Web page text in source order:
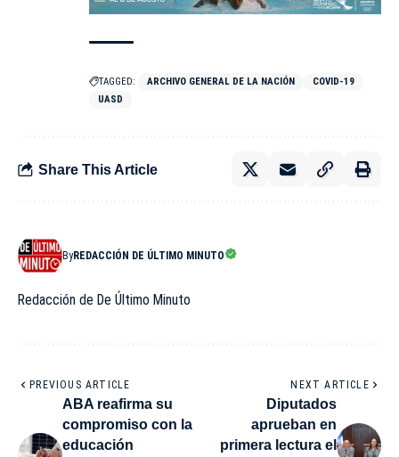
TAGGED: ARCHIVO GENERAL DE LA NACIÓN
COVID-19
UASD
Share This Article
ByREDACCIÓN DE ÚLTIMO MINUTO
Redacción de De Último Minuto
PREVIOUS ARTICLE
ABA reafirma su
compromiso con la
educación
NEXT ARTICLE
Diputados
aprueban en
primera lectura el